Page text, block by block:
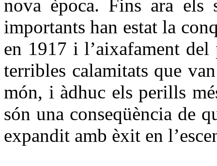
nova època. Fins ara els
importants han estat la
en 1917 i l’aixafament
terribles calamitats que
món, i àdhuc els perills
són una conseqüència de
expandit amb èxit en